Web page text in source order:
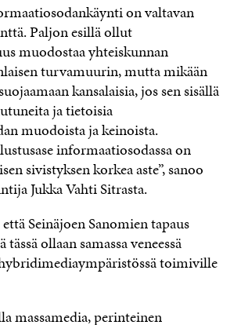
on valtavan
Paljon esillä ollut
muodostaa yhteiskunnan
turvamuurin, mutta mikään
kansalaisia, jos sen sisällä
ja tietoisia
muodoista ja keinoista.
informaatiosodassa on
sivistyksen korkea aste”, sanoo
Jukka Vahti Sitrasta.
Seinäjoen Sanomien tapaus
ollaan samassa veneessä
toimiville
massamedia, perinteinen